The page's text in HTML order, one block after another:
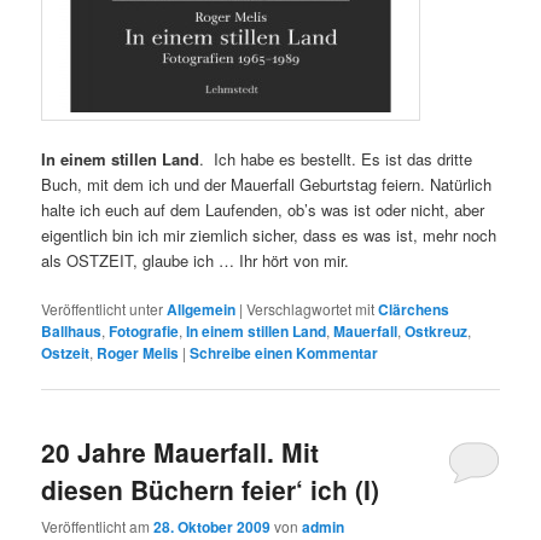
In einem stillen Land. Ich habe es bestellt. Es ist das dritte
Buch, mit dem ich und der Mauerfall Geburtstag feiern. Natürlich
halte ich euch auf dem Laufenden, ob’s was ist oder nicht, aber
eigentlich bin ich mir ziemlich sicher, dass es was ist, mehr noch
als OSTZEIT, glaube ich … Ihr hört von mir.
Veröffentlicht unterAllgemein |Verschlagwortet mitClärchens
Ballhaus,Fotografie,In einem stillen Land,Mauerfall,Ostkreuz,
Ostzeit, Roger Melis |Schreibe einen Kommentar
20 Jahre Mauerfall. Mit
diesen Büchern feier‘ ich (I)
Veröffentlicht am28. Oktober 2009vonadmin